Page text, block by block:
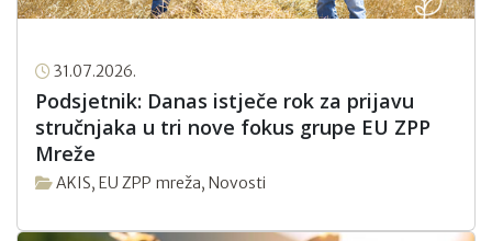
31.07.2026.
Podsjetnik: Danas istječe rok za prijavu
stručnjaka u tri nove fokus grupe EU ZPP
Mreže
AKIS, EU ZPP mreža, Novosti